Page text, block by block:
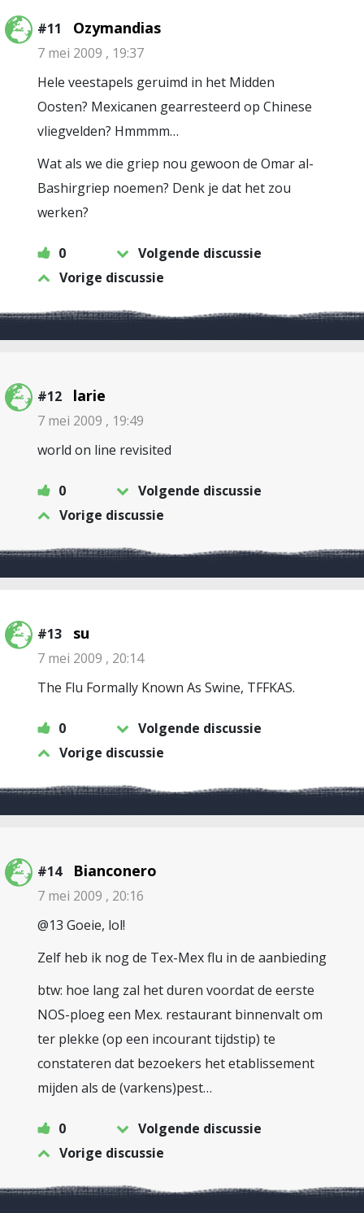
#11 Ozymandias
7 mei 2009 , 19:37
Hele veestapels geruimd in het Midden
Oosten? Mexicanen gearresteerd op Chinese
vliegvelden? Hmmmm…
Wat als we die griep nou gewoon de Omar al-
Bashirgriep noemen? Denk je dat het zou
werken?
0
Volgende discussie
Vorige discussie
#12 larie
7 mei 2009 , 19:49
world on line revisited
0
Volgende discussie
Vorige discussie
#13 su
7 mei 2009 , 20:14
The Flu Formally Known As Swine, TFFKAS.
0
Volgende discussie
Vorige discussie
#14 Bianconero
7 mei 2009 , 20:16
@13 Goeie, lol!
Zelf heb ik nog de Tex-Mex flu in de aanbieding
btw: hoe lang zal het duren voordat de eerste
NOS-ploeg een Mex. restaurant binnenvalt om
ter plekke (op een incourant tijdstip) te
constateren dat bezoekers het etablissement
mijden als de (varkens)pest…
0
Volgende discussie
Vorige discussie